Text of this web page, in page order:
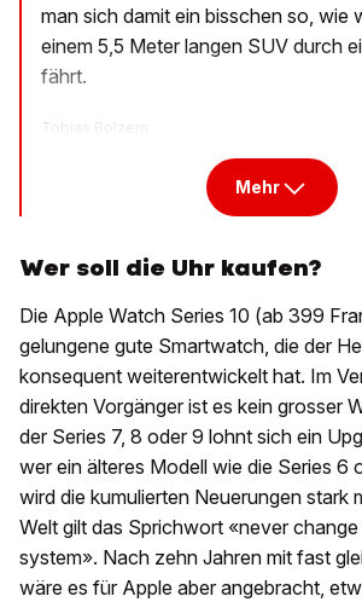
man sich damit ein bisschen so, wie
einem 5,5 Meter langen SUV durch
fährt.
Tobias Bolzern
Mehr
Wer soll die Uhr kaufen?
Die Apple Watch Series 10 (ab 399
gelungene gute Smartwatch, die der
konsequent weiterentwickelt hat. Im
direkten Vorgänger ist es kein grosser
der Series 7, 8 oder 9 lohnt sich ein
wer ein älteres Modell wie die Series 6
wird die kumulierten Neuerungen stark
Welt gilt das Sprichwort «never
system». Nach zehn Jahren mit fast
wäre es für Apple aber angebracht,